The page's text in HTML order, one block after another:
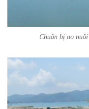
Chuẩn bị ao